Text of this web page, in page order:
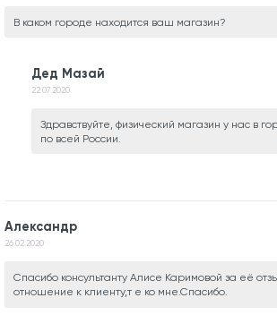
В каком городе находится ваш магазин?
Дед Мазай
22.07.2020
Здравствуйте, физический магазин у нас в
по всей России.
Александр
26.02.2020
Спасибо консультанту Алисе Каримовой за её
отношение к клиенту,т е ко мне.Спасибо.